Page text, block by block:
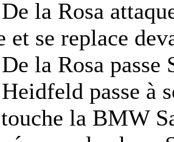
De la Rosa
et se replace
De la Rosa passe
Heidfeld passe à
la BMW